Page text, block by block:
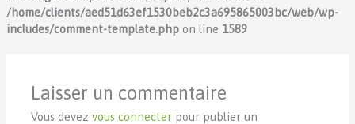
/home/clients/aed51d63ef1530beb2c3a695865003bc/web/wp-
includes/comment-template.phpon line 1589
Laisser un commentaire
Vous devezvous connecter pour publier un